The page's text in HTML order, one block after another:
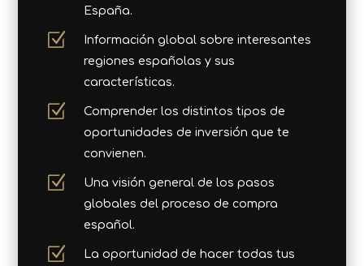
España.
Z
Información global sobre interesantes
regiones españolas y sus
características.
Z
Comprender los distintos tipos de
oportunidades de inversión que te
convienen.
Z
Una visión general de los pasos
globales del proceso de compra
español.
Z
La oportunidad de hacer todas tus